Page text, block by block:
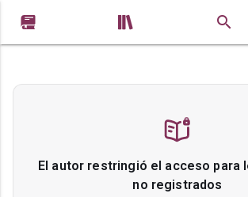

El autor restringió el acceso para
no registrados